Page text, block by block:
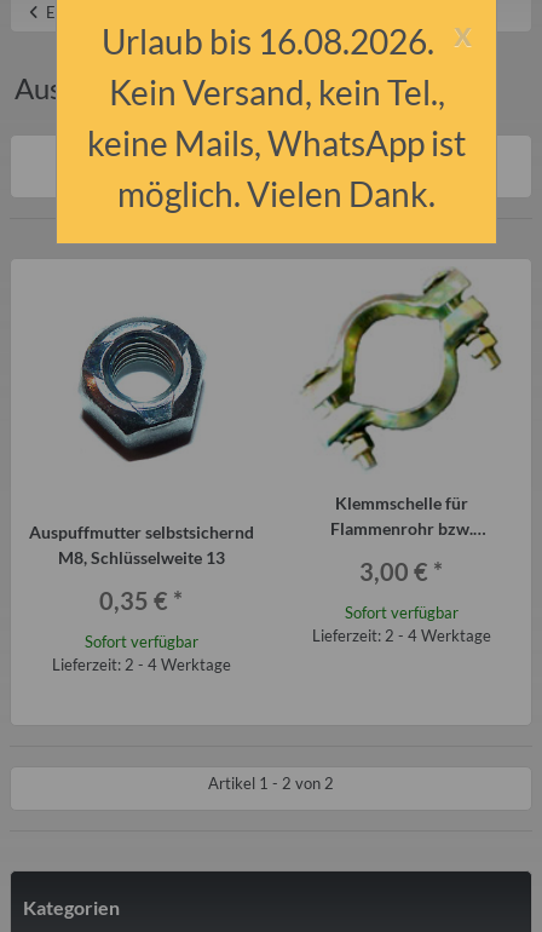
Ersatzteile
Auspuffanlage
Auspuffmutter selbstsichernd
M8, Schlüsselweite 13
0,35 € *
Sofort verfügbar
Lieferzeit: 2 - 4 Werktage
Klemmschelle für
Flammenrohr bzw.
Trabant 1.1
3,00 € *
Sofort verfügbar
Lieferzeit: 2 - 4 Werktage
Artikel 1 - 2 von 2
Kategorien
x
Urlaub bis 16.08.2026.
Kein Versand, kein Tel.,
keine Mails, WhatsApp ist
möglich. Vielen Dank.